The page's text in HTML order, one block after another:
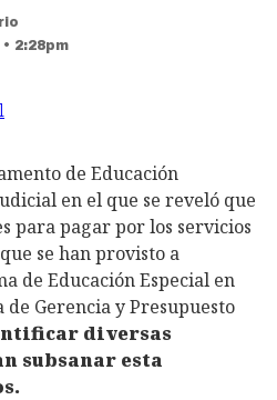
2:28pm
de Educación
en el que se reveló que
para pagar por los servicios
se han provisto a
de Educación Especial en
de Gerencia y Presupuesto
diversas
subsanar esta